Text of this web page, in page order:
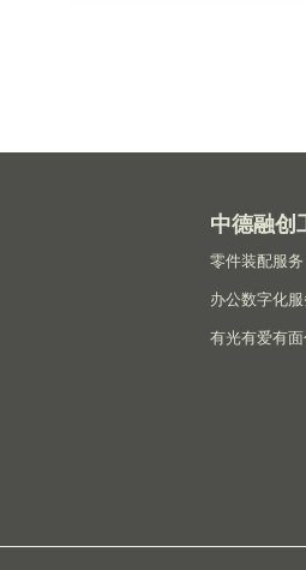
中德融创
零件装配服务
办公数字化服
有光有爱有